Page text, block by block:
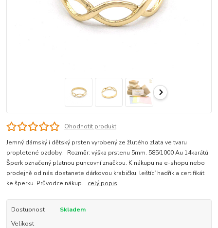
Ohodnotit produkt
Jemný dámský i dětský prsten vyrobený ze žlutého zlata ve tvaru
propletené ozdoby. Rozměr: výška prstenu 5mm. 585/1000 Au 14karátů
Šperk označený platnou puncovní značkou. K nákupu na e-shopu nebo
prodejně od nás dostanete dárkovou krabičku, leštící hadřík a certifikát
ke šperku. Průvodce nákup... celý popis
Dostupnost
Skladem
Velikost